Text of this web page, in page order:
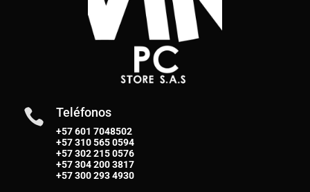
 Teléfonos
+57 601 7048502
+57310 565 0594
+57302 215 0576
+57304 200 3817
+57300 293 4930